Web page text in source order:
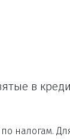
в
налогам.